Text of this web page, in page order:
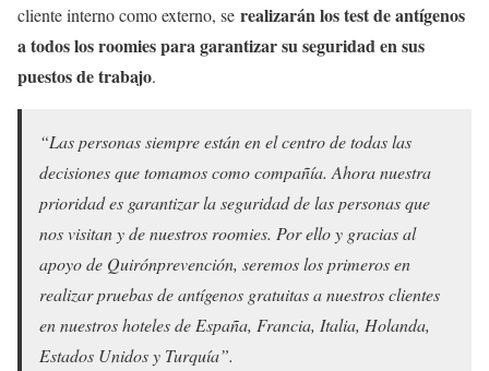
cliente interno como externo, se realizarán los test de antígenos
a todos los roomies para garantizar su seguridad en sus
puestos de trabajo.
“Las personas siempre están en el centro de todas las
decisiones que tomamos como compañía. Ahora nuestra
prioridad es garantizar la seguridad de las personas que
nos visitan y de nuestros roomies. Por ello y gracias al
apoyo de Quirónprevención, seremos los primeros en
realizar pruebas de antígenos gratuitas a nuestros clientes
en nuestros hoteles de España, Francia, Italia, Holanda,
Estados Unidos y Turquía”.